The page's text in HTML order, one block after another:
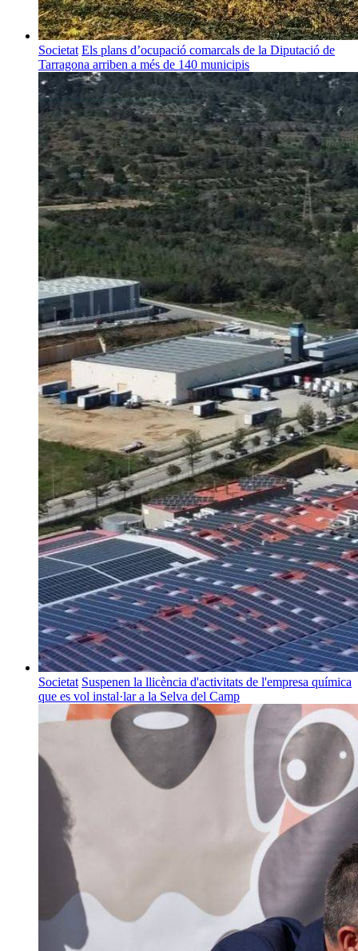
Societat Els plans d’ocupació comarcals de la Diputació de
Tarragona arriben a més de 140 municipis
Societat Suspenen la llicència d'activitats de l'empresa química
que es vol instal·lar a la Selva del Camp